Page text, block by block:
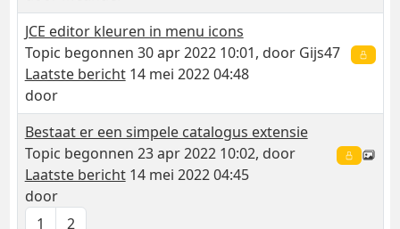
JCE editor kleuren in menu icons
Topic begonnen 30 apr 2022 10:01, door Gijs47
Laatste bericht14 mei 2022 04:48
door
Bestaat er een simpele catalogus extensie
Topic begonnen 23 apr 2022 10:02, door
Laatste bericht14 mei 2022 04:45
door
1
2